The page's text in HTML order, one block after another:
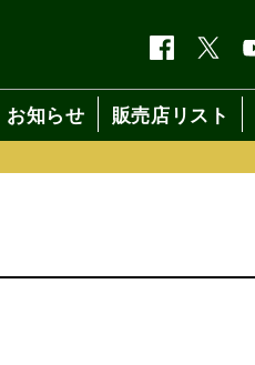
お知らせ 販売店リスト